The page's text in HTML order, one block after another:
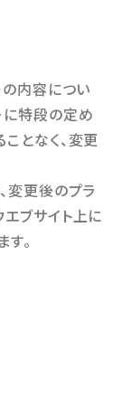
の内容につい
に特段の定め
となく、変更
変更後のプラ
エブサイト上に
。